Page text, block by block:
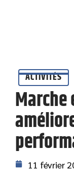
ACTIVITÉS
Marche
11 février